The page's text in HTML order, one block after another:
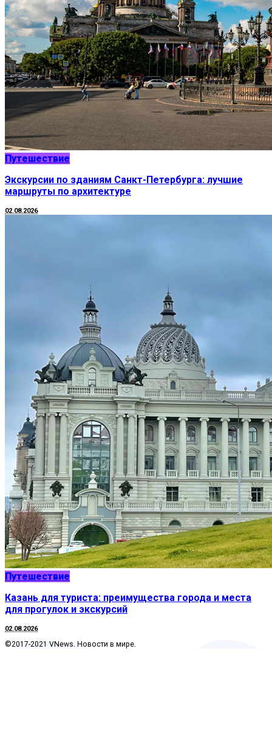
Путешествие
Экскурсии по зданиям Санкт-Петербурга: лучшие
маршруты по архитектуре
02.08.2026
Путешествие
Казань для туриста: преимущества города и места
для прогулок и экскурсий
02.08.2026
©2017-2021 VNews. Новости в мире.